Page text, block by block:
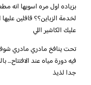
بزياده اول مره اسويها انه
لخدمة الزباين؟؟ قافلين
عليك الكاشير اللي
تحت ينافخ مادري مادري
فيه دورة مياه عند
جدا لذيذ